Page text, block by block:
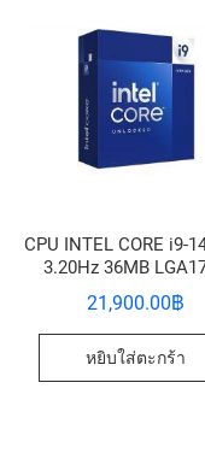
CPU INTEL CORE i9-
3.20Hz 36MB
21,900.00฿
หยิบใส่ตะกร้า